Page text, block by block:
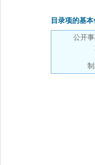
目录项的基本
公开